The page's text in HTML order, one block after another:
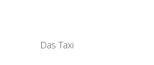
Das Taxi